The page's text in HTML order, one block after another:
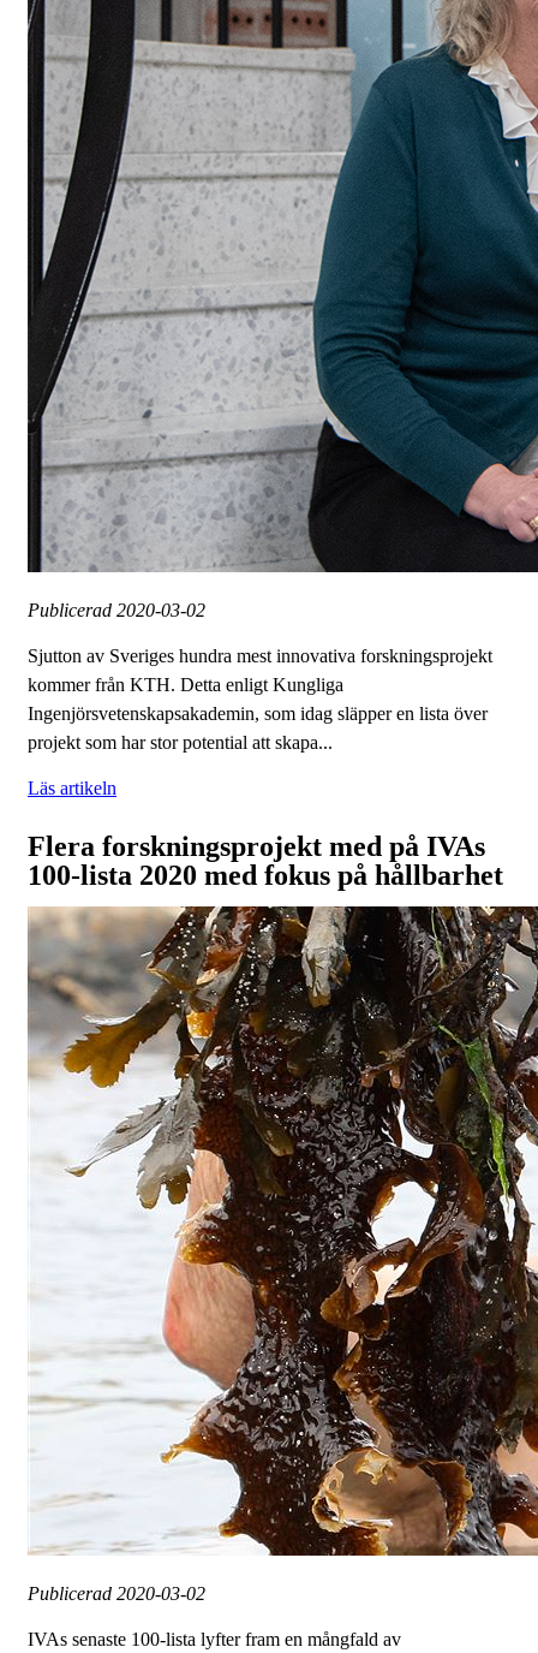
Publicerad 2020-03-02
Sjutton av Sveriges hundra mest innovativa forskningsprojekt
kommer från KTH. Detta enligt Kungliga
Ingenjörsvetenskapsakademin, som idag släpper en lista över
projekt som har stor potential att skapa...
Läs artikeln
Flera forskningsprojekt med på IVAs
100-lista 2020 med fokus på hållbarhet
Publicerad 2020-03-02
IVAs senaste 100-lista lyfter fram en mångfald av